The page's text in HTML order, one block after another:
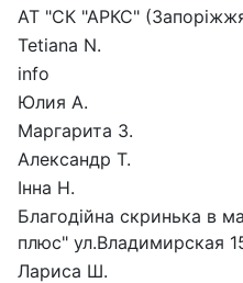
АТ "СК "АРКС"
Tetiana N.
info
Юлия А.
Маргарита З.
Александр Т.
Інна Н.
Благодійна скринька в
плюс" ул.Владимирская
Лариса Ш.